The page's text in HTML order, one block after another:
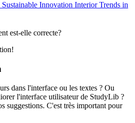
Innovation Interior Trends in
est-elle correcte?
dans l'interface ou les textes ? Ou
l'interface utilisateur de StudyLib ?
suggestions. C'est très important pour